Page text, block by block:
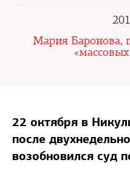
Мария Баронова,
22 октября в
после
возобновился суд